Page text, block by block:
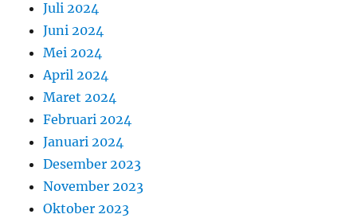
Juli 2024
Juni 2024
Mei 2024
April 2024
Maret 2024
Februari 2024
Januari 2024
Desember 2023
November 2023
Oktober 2023